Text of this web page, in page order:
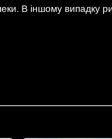
В іншому випадку